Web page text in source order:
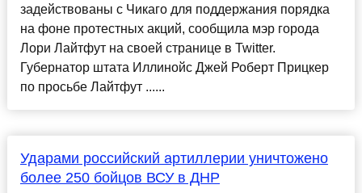
задействованы с Чикаго для поддержания порядка
на фоне протестных акций, сообщила мэр города
Лори Лайтфут на своей странице в Twitter.
Губернатор штата Иллинойс Джей Роберт Прицкер
по просьбе Лайтфут ......
Ударами российский артиллерии уничтожено
более 250 бойцов ВСУ в ДНР